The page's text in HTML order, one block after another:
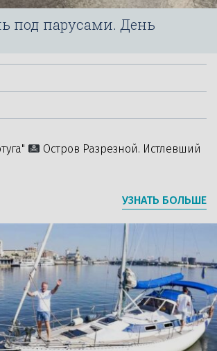
под парусами. День
Остров Разрезной. Истлевший
УЗНАТЬ БОЛЬШЕ